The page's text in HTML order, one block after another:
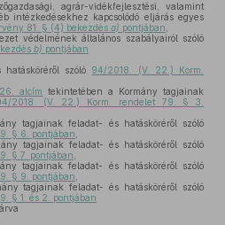
agrár-vidékfejlesztési, valamint
intézkedésekhez kapcsolódó eljárás egyes
81. § (4) bekezdés a) pontjában
védelmének általános szabályairól szóló
b) pontjában
szóló 94/2018. (V. 22.) Korm.
alcím tekintetében a Kormány tagjainak
2018. (V. 22.) Korm. rendelet 79. § 3.
tagjainak feladat- és hatásköréről szóló
§ 6. pontjában
tagjainak feladat- és hatásköréről szóló
§ 7. pontjában
tagjainak feladat- és hatásköréről szóló
§ 9. pontjában
tagjainak feladat- és hatásköréről szóló
§ 1. és 2. pontjában